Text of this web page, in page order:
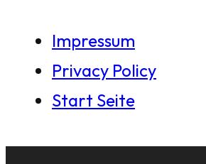
Impressum
Privacy Policy
Start Seite